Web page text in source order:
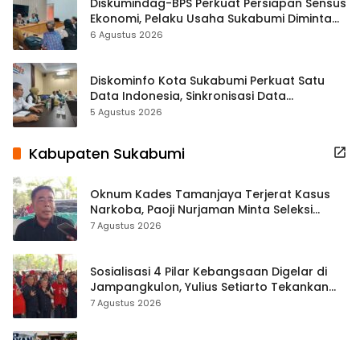
Diskumindag-BPS Perkuat Persiapan Sensus
Ekonomi, Pelaku Usaha Sukabumi Diminta
Terbuka Beri Data
6 Agustus 2026
Diskominfo Kota Sukabumi Perkuat Satu
Data Indonesia, Sinkronisasi Data
Kewilayahan Dikebut
5 Agustus 2026
Kabupaten Sukabumi
Oknum Kades Tamanjaya Terjerat Kasus
Narkoba, Paoji Nurjaman Minta Seleksi
Calon Kades Diperketat
7 Agustus 2026
Sosialisasi 4 Pilar Kebangsaan Digelar di
Jampangkulon, Yulius Setiarto Tekankan
Pentingnya Persatuan
7 Agustus 2026